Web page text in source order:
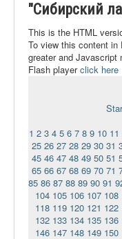
О фонде
Онлайн
Видеоматериалы
Сайт проекта
Ермаковополе.рф
"Сибирский
This is the HTML
To view this content
greater and Javascript
Flash playerclick here
1 2 3 4 5 6 7 8 9 10 11
25 26 27 28 29 30 31
45 46 47 48 49 50 51
65 66 67 68 69 70 71
85 86 87 88 89 90 91
104 105 106 107 108
118 119 120 121 122
132 133 134 135 136
146 147 148 149 150